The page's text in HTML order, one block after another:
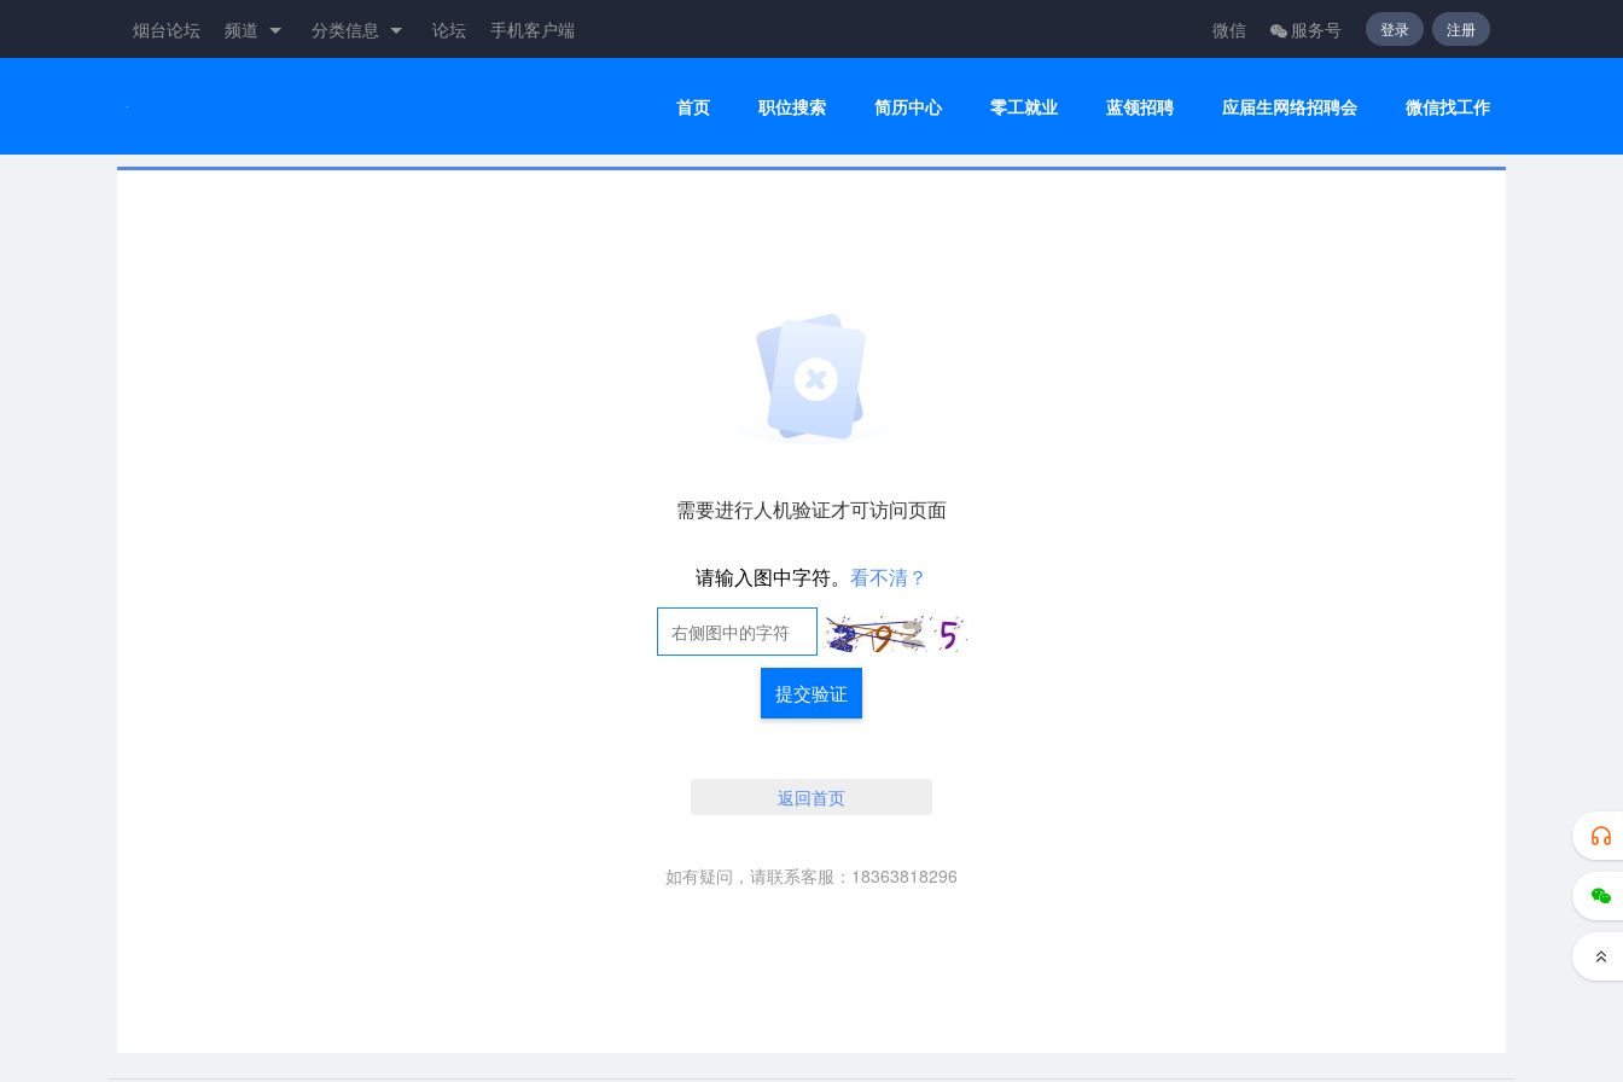
烟台论坛 频道 分类信息 论坛 手机客户端 微信 服务号 登录 注册
首页 职位搜索 简历中心 零工就业 蓝领招聘 应届生网络招聘会 微信找工作
需要进行人机验证才可访问页面
请输入图中字符。 看不清？
提交验证
返回首页
如有疑问，请联系客服：18363818296